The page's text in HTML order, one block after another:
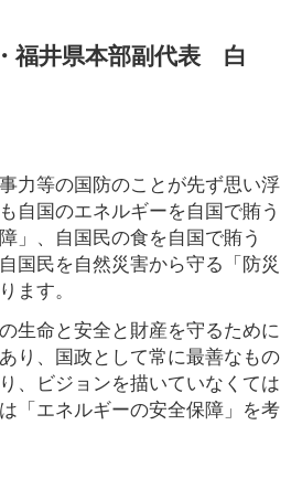
福井県本部副代表 白
力等の国防のことが先ず思い浮
自国のエネルギーを自国で賄う
」、自国民の食を自国で賄う
国民を自然災害から守る「防災
ます。
生命と安全と財産を守るために
り、国政として常に最善なもの
、ビジョンを描いていなくては
「エネルギーの安全保障」を考